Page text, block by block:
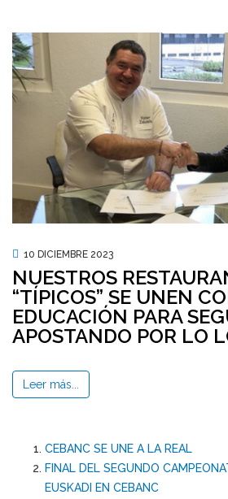
10 DICIEMBRE 2023
NUESTROS
“TÍPICOS” SE UNEN
EDUCACIÓN PARA
APOSTANDO POR LO
Leer más...
CEBANC SE UNE A LA REAL
FINAL DEL SEGUNDO
EUSKADI EN CEBANC